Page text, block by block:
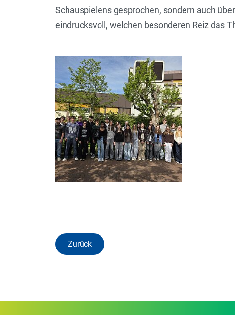
Schauspielens gesprochen, sondern auch
eindrucksvoll, welchen besonderen Reiz das
Zurück